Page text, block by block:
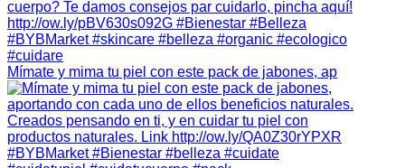
Mímate y mima tu piel con este pack de jabones, ap